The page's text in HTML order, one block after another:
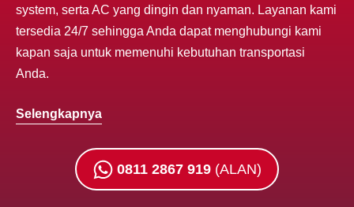
system, serta AC yang dingin dan nyaman. Layanan kami
tersedia 24/7 sehingga Anda dapat menghubungi kami
kapan saja untuk memenuhi kebutuhan transportasi
Anda.
Selengkapnya
0811 2867 919 (ALAN)